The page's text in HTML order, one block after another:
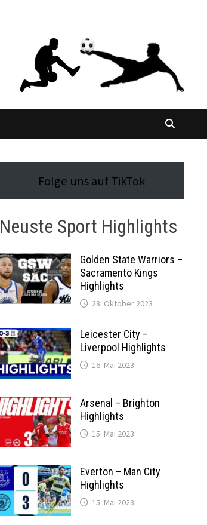
Folge uns auf TikTok
Neuste Sport Highlights
Golden State Warriors –
Sacramento Kings
Highlights
28. Oktober 2023
Leicester City –
Liverpool Highlights
16. Mai 2023
Arsenal – Brighton
Highlights
15. Mai 2023
Everton – Man City
Highlights
15. Mai 2023